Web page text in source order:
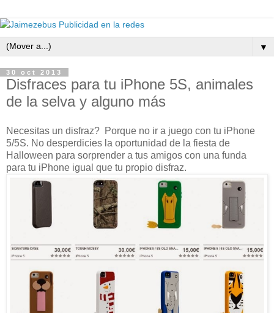
▼
30 oct 2013
Disfraces para tu iPhone 5S, animales
de la selva y alguno más
Necesitas un disfraz? Porque no ir a juego con tu iPhone
5/5S. No desperdicies la oportunidad de la fiesta de
Halloween para sorprender a tus amigos con una funda
para tu iPhone igual que tu propio disfraz.